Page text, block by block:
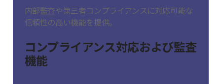
内部監査や第三者コンプライアンスに対応可能な
信頼性の高い機能を提供。
コンプライアンス対応および監査
機能